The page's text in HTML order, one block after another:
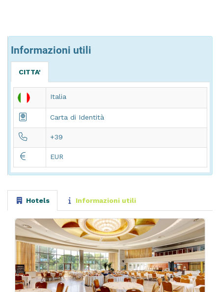
Informazioni utili
CITTA'
Italia
Carta di Identità
+39
EUR
Hotels Informazioni utili